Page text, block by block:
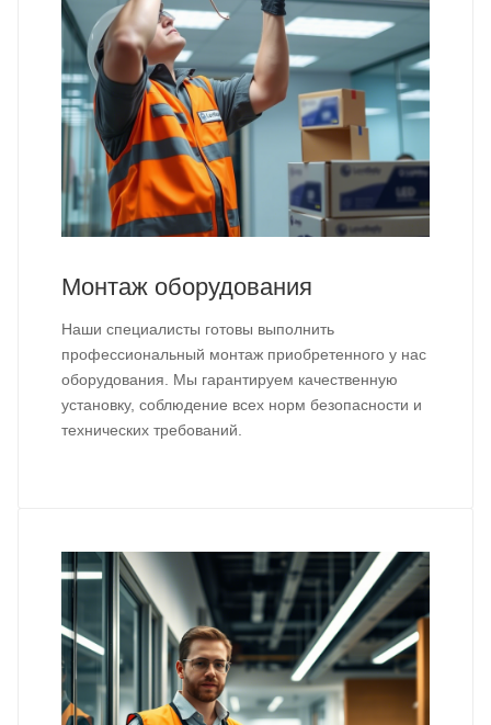
Монтаж оборудования
Наши специалисты готовы выполнить
профессиональный монтаж приобретенного у нас
оборудования. Мы гарантируем качественную
установку, соблюдение всех норм безопасности и
технических требований.